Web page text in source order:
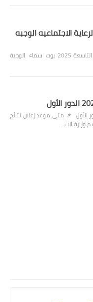
الاجتماعيه الوجبه
رابط محرك بحث اسماء الرعاية الاجتماعيه الوجبه التاسعة 2025 بوت اسماء الوجبة
الثالث المتوسط 2025 الدور الأول 📌 متى موعد إعلان نتائج